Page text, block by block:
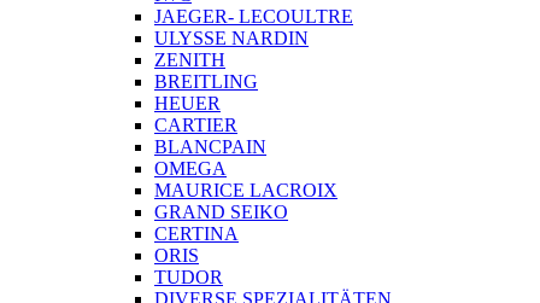
JAEGER- LECOULTRE
ULYSSE NARDIN
ZENITH
BREITLING
HEUER
CARTIER
BLANCPAIN
OMEGA
MAURICE LACROIX
GRAND SEIKO
CERTINA
ORIS
TUDOR
DIVERSE SPEZIALITÄTEN